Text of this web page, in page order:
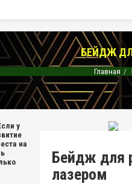
БЕЙДЖ
Главная
у
на
Бейдж для
лазером